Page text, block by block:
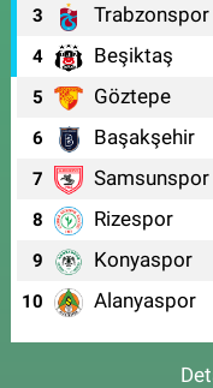
3 Trabzonspor
4 Beşiktaş
5 Göztepe
6 Başakşehir
7 Samsunspor
8 Rizespor
9 Konyaspor
10 Alanyaspor